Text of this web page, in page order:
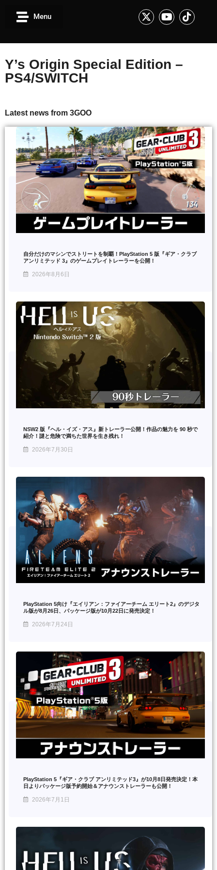
Menu
Y’s Origin Special Edition –
PS4/SWITCH
Latest news from 3GOO
自分だけのマシンでストリートを制覇！PlayStation 5 版『ギア・クラブ
アンリミテッド 3』のゲームプレイトレーラーを公開！
2026年8月6日
NSW2 版『ヘル・イズ・アス』新トレーラー公開！作品の魅力を 90 秒で
紹介！謎と危険で満ちた世界を生き残れ！
2026年7月30日
PlayStation 5向け『エイリアン：ファイアーチーム エリート2』のデジタ
ル版が8月26日、パッケージ版が10月22日に発売決定！
2026年7月24日
PlayStation 5『ギア・クラブ アンリミテッド3』が10月8日発売決定！本
日よりパッケージ版予約開始＆アナウンストレーラーも公開！
2026年7月1日